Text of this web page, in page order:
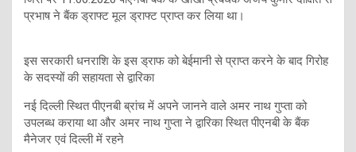
प्रभाष ने बैंक ड्राफ्ट मूल ड्राफ्ट प्राप्त कर लिया था।
इस सरकारी धनराशि के इस ड्राफ को बेईमानी से प्राप्त करने के बाद गिरोह
के सदस्यों की सहायता से द्वारिका
नई दिल्ली स्थित पीएनबी ब्रांच में अपने जानने वाले अमर नाथ गुप्ता को
उपलब्ध कराया था और अमर नाथ गुप्ता ने द्वारिका स्थित पीएनबी के बैंक
मैनेजर एवं दिल्ली में रहने